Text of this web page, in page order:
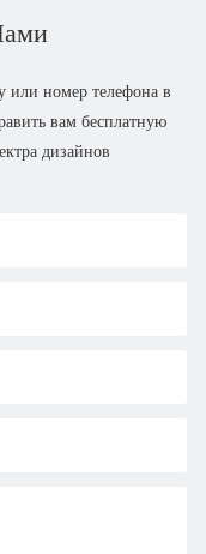
или номер телефона в
вам бесплатную
дизайнов